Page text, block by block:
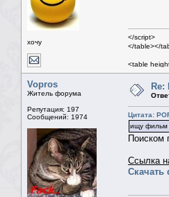
хочу
</script>
</table></
<table
<table
<tr><td>
<table
<tr><td>
<table
Vopros
Житель форума
Репутация: 197
Сообщений: 1974
Цитата:
ищу фильм
Поиском
Ссылка
Скачать